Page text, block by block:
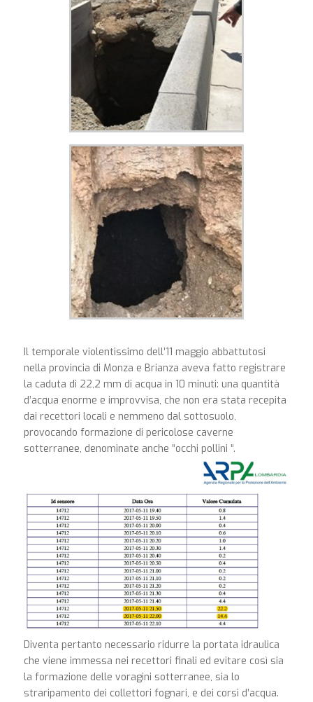
Il temporale violentissimo dell’11 maggio abbattutosi
nella provincia di Monza e Brianza aveva fatto registrare
la caduta di 22,2 mm di acqua in 10 minuti: una quantità
d’acqua enorme e improvvisa, che non era stata recepita
dai recettori locali e nemmeno dal sottosuolo,
provocando formazione di pericolose caverne
sotterranee, denominate anche “occhi pollini “.
Diventa pertanto necessario ridurre la portata idraulica
che viene immessa nei recettori finali ed evitare così sia
la formazione delle voragini sotterranee, sia lo
straripamento dei collettori fognari, e dei corsi d’acqua.